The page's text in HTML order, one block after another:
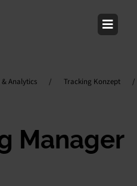
& Analytics / Tracking Konzept /
Manager